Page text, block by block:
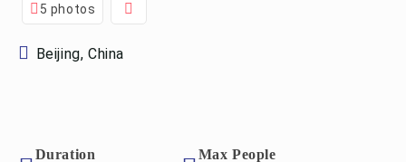
5 photos
Beijing, China
Duration Max People